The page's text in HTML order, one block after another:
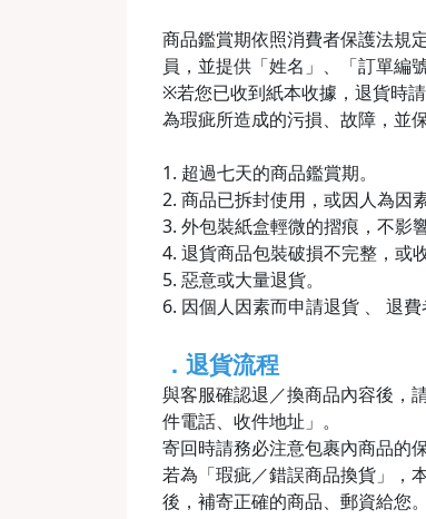
商品鑑賞期依照消費者保護法規
員，並提供「姓名」、「訂單編
※若您已收到紙本收據，退貨時
為瑕疵所造成的污損、故障，並
1. 超過七天的商品鑑賞期。
2. 商品已拆封使用，或因人為因
3. 外包裝紙盒輕微的摺痕，不影
4. 退貨商品包裝破損不完整，或
5. 惡意或大量退貨。
6. 因個人因素而申請退貨 、 退
．退貨流程
與客服確認退／換商品內容後，
件電話、收件地址」。
寄回時請務必注意包裹內商品的
若為「瑕疵／錯誤商品換貨」，
後，補寄正確的商品、郵資給您。